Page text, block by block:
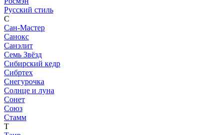
Русский стиль
С
Сан-Мастер
Санокс
Санэлит
Семь Звёзд
Сибирский кедр
Сибртех
Снегурочка
Солнце и луна
Сонет
Союз
Стамм
Т